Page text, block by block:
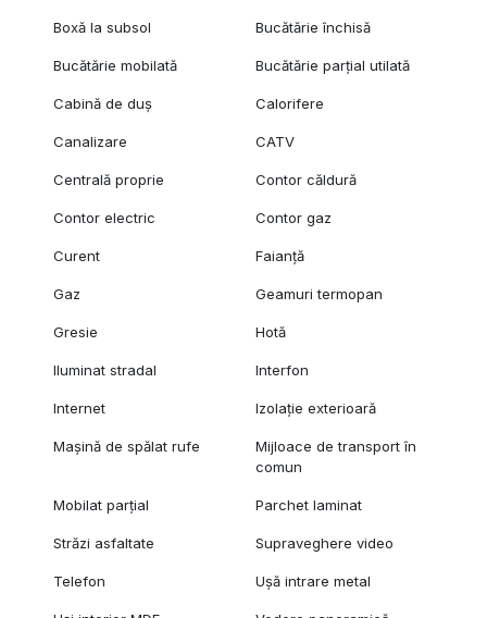
Boxă la subsol Bucătărie închisă
Bucătărie mobilată Bucătărie parțial utilată
Cabină de duș Calorifere
Canalizare CATV
Centrală proprie Contor căldură
Contor electric Contor gaz
Curent Faianță
Gaz Geamuri termopan
Gresie Hotă
Iluminat stradal Interfon
Internet Izolație exterioară
Mașină de spălat rufe
Mijloace de transport în
comun
Mobilat parțial Parchet laminat
Străzi asfaltate Supraveghere video
Telefon Ușă intrare metal